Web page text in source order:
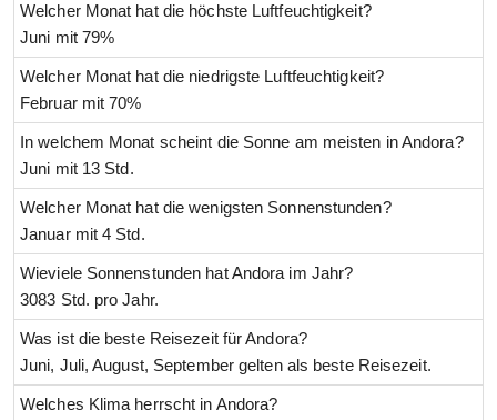
Welcher Monat hat die höchste Luftfeuchtigkeit?
Juni mit 79%
Welcher Monat hat die niedrigste Luftfeuchtigkeit?
Februar mit 70%
In welchem Monat scheint die Sonne am meisten in Andora?
Juni mit 13 Std.
Welcher Monat hat die wenigsten Sonnenstunden?
Januar mit 4 Std.
Wieviele Sonnenstunden hat Andora im Jahr?
3083 Std. pro Jahr.
Was ist die beste Reisezeit für Andora?
Juni, Juli, August, September gelten als beste Reisezeit.
Welches Klima herrscht in Andora?